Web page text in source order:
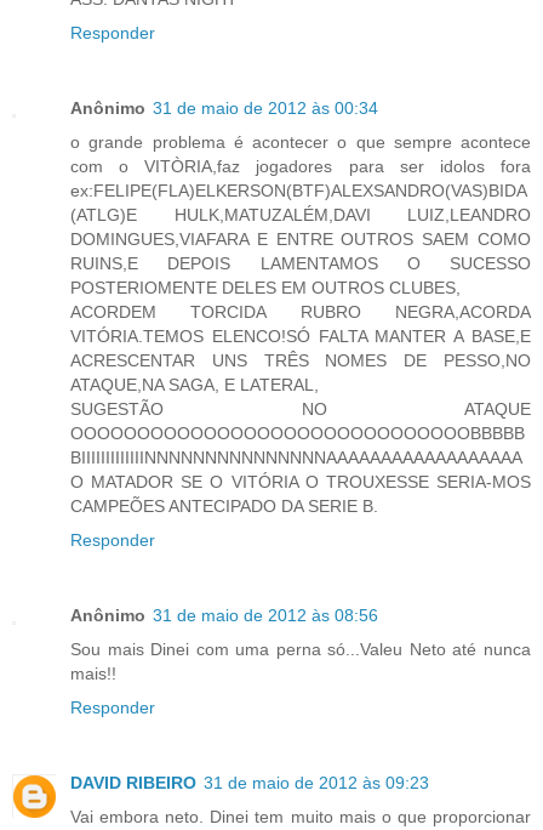
Responder
Anônimo 31 de maio de 2012 às 00:34
o grande problema é acontecer o que sempre acontece
com o VITÒRIA,faz jogadores para ser idolos fora
ex:FELIPE(FLA)ELKERSON(BTF)ALEXSANDRO(VAS)BIDA
(ATLG)E HULK,MATUZALÉM,DAVI LUIZ,LEANDRO
DOMINGUES,VIAFARA E ENTRE OUTROS SAEM COMO
RUINS,E DEPOIS LAMENTAMOS O SUCESSO
POSTERIOMENTE DELES EM OUTROS CLUBES,
ACORDEM TORCIDA RUBRO NEGRA,ACORDA
VITÓRIA.TEMOS ELENCO!SÓ FALTA MANTER A BASE,E
ACRESCENTAR UNS TRÊS NOMES DE PESSO,NO
ATAQUE,NA SAGA, E LATERAL,
SUGESTÃO NO ATAQUE
OOOOOOOOOOOOOOOOOOOOOOOOOOOOOOBBBBB
BIIIIIIIIIIIIINNNNNNNNNNNNNNNAAAAAAAAAAAAAAAAAA
O MATADOR SE O VITÓRIA O TROUXESSE SERIA-MOS
CAMPEÕES ANTECIPADO DA SERIE B.
Responder
Anônimo 31 de maio de 2012 às 08:56
Sou mais Dinei com uma perna só...Valeu Neto até nunca
mais!!
Responder
DAVID RIBEIRO 31 de maio de 2012 às 09:23
Vai embora neto. Dinei tem muito mais o que proporcionar